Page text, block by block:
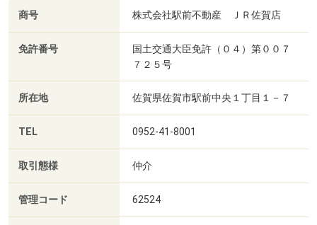
商号 株式会社駅前不動産 ＪＲ佐賀店
免許番号
国土交通大臣免許（０４）第００７
７２５号
所在地 佐賀県佐賀市駅前中央１丁目１－７
TEL 0952-41-8001
取引態様 仲介
管理コード 62524